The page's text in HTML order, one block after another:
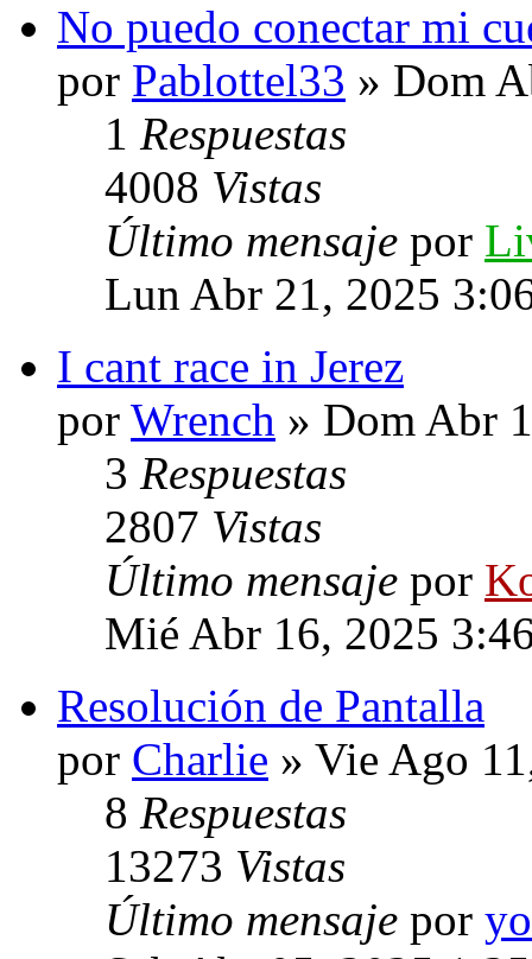
No puedo conectar mi
por Pablottel33 » Dom
1 Respuestas
4008 Vistas
Último mensaje por
Lun Abr 21, 2025
I cant race in Jerez
por Wrench » Dom Abr
3 Respuestas
2807 Vistas
Último mensaje por
Mié Abr 16, 2025
Resolución de Pantalla
por Charlie » Vie Ago
8 Respuestas
13273 Vistas
Último mensaje por